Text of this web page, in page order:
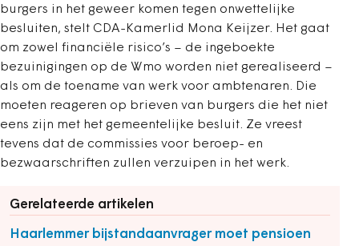
burgers in het geweer komen tegen onwettelijke
besluiten, stelt CDA-Kamerlid Mona Keijzer. Het gaat
om zowel financiële risico’s – de ingeboekte
bezuinigingen op de Wmo worden niet gerealiseerd –
als om de toename van werk voor ambtenaren. Die
moeten reageren op brieven van burgers die het niet
eens zijn met het gemeentelijke besluit. Ze vreest
tevens dat de commissies voor beroep- en
bezwaarschriften zullen verzuipen in het werk.
Gerelateerde artikelen
Haarlemmer bijstandaanvrager moet pensioen